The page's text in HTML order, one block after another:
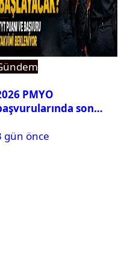
PMYO
son
gün önce